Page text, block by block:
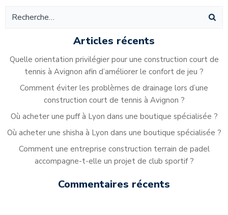
Articles récents
Quelle orientation privilégier pour une construction court de
tennis à Avignon afin d’améliorer le confort de jeu ?
Comment éviter les problèmes de drainage lors d’une
construction court de tennis à Avignon ?
Où acheter une puff à Lyon dans une boutique spécialisée ?
Où acheter une shisha à Lyon dans une boutique spécialisée ?
Comment une entreprise construction terrain de padel
accompagne-t-elle un projet de club sportif ?
Commentaires récents